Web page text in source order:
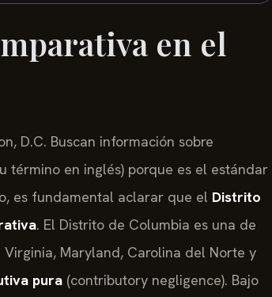
en el
D.C. Buscan información sobre
término en inglés) porque es el estándar
es fundamental aclarar que el Distrito
. El Distrito de Columbia es una de
Maryland, Carolina del Norte y
pura (contributory negligence). Bajo